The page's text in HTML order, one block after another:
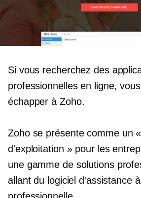
Si vous recherchez des
professionnelles en ligne,
échapper à Zoho.
Zoho se présente comme un
d'exploitation » pour les
une gamme de solutions
allant du logiciel d'assistance